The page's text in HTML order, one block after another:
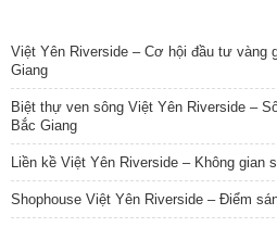
Việt Yên Riverside – Cơ hội đầu tư vàng
Giang
Biệt thự ven sông Việt Yên Riverside –
Bắc Giang
Liền kề Việt Yên Riverside – Không gian
Shophouse Việt Yên Riverside – Điểm